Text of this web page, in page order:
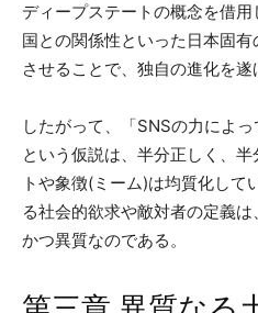
ディープステートの概念を借
国との関係性といった日本固
させることで、独自の進化を遂
したがって、「SNSの力によ
という仮説は、半分正しく、
トや象徴(ミーム)は均質化して
る社会的欲求や敵対者の定義
かつ異質なのである。